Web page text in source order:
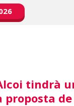
tindrà
proposta